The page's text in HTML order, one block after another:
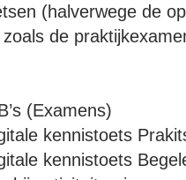
(halverwege de
de
(Examens)
kennistoets
kennistoets